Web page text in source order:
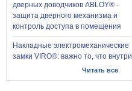
дверных доводчиков ABLOY® -
защита дверного механизма и
контроль доступа в помещения
Накладные электромеханические
замки VIRO®: важно то, что внутри
Читать все